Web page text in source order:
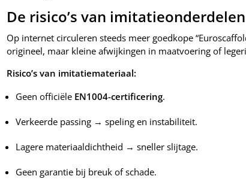
De risico’s van imitatieonderdelen
Op internet circuleren steeds meer goedkope
origineel, maar kleine afwijkingen in maatvoering of
Risico’s van imitatiemateriaal:
Geen officiële EN1004-certificering.
Verkeerde passing → speling en instabiliteit.
Lagere materiaaldichtheid → sneller slijtage.
Geen garantie bij breuk of schade.